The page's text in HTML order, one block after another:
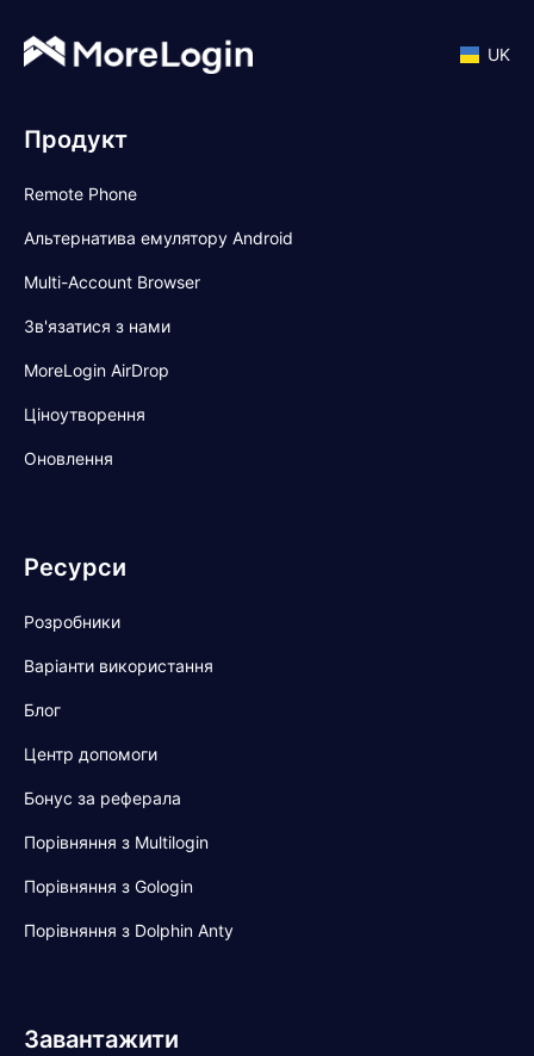
UK
Продукт
Remote Phone
Альтернатива емулятору Android
Multi-Account Browser
Зв'язатися з нами
MoreLogin AirDrop
Ціноутворення
Оновлення
Ресурси
Розробники
Варіанти використання
Блог
Центр допомоги
Бонус за реферала
Порівняння з Multilogin
Порівняння з Gologin
Порівняння з Dolphin Anty
Завантажити